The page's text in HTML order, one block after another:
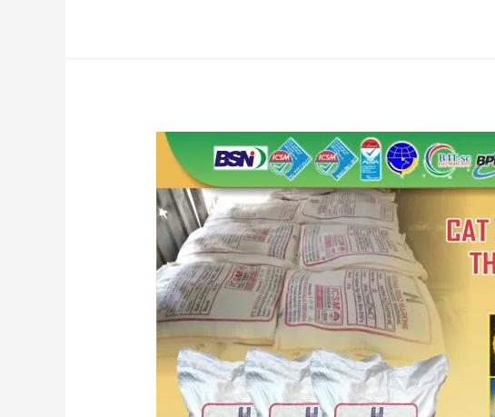
Jual
Cat
Marka